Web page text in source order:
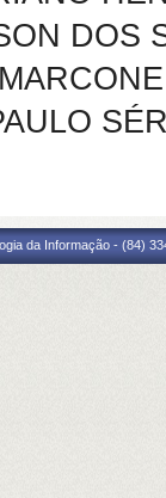
DOS
da Informação - (84)